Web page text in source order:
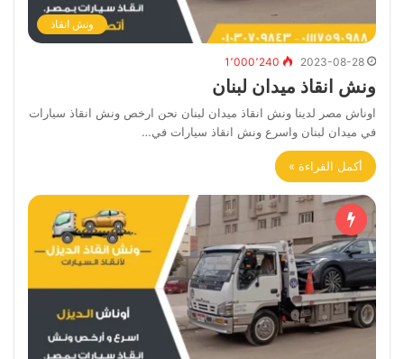
ونش انقاذ
2023-08-28 1٬000٬240
ونش انقاذ ميدان لبنان
اوناش مصر لدينا ونش انقاذ ميدان لبنان نحن ارخص ونش انقاذ سيارات
في ميدان لبنان واسرع ونش انقاذ سيارات في…
أكمل القراءة »